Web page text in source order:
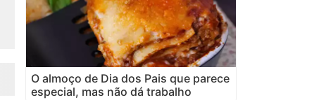
O almoço de Dia dos Pais que parece
especial, mas não dá trabalho